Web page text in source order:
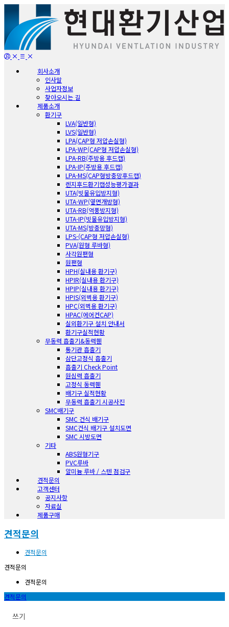
회사소개
인사말
사업자정보
찾아오시는 길
제품소개
환기구
LVA(일반형)
LVS(일반형)
LPA(CAP형 저압손실형)
LPA-WP(CAP형 저압손실형)
LPA-RB(주방용 후드캡)
LPA-IP(주방용 후드캡)
LPA-MS(CAP형방충망후드캡)
렌지후드환기캡성능평가결과
UTA(빗물유입방지형)
UTA-WP(옆면개방형)
UTA-RB(역풍방지형)
UTA-IP(빗물유입방지형)
UTA-MS(방충망형)
LPS-(CAP형 저압손실형)
PVA(원형 루바형)
사각원팬형
원팬형
HPH(실내용 환기구)
HPIR(실내용 환기구)
HPIP(실내용 환기구)
HPIS(외벽용 환기구)
HPC(외벽용 환기구)
HPAC(에어컨CAP)
실외환기구 설치 안내서
환기구실적현황
무동력 흡출기&동력휀
통기관 흡출기
삼단고정식 흡출기
흡출기 Check Point
원심력 흡출기
고정식 동력휀
배기구 실적현황
무동력 흡출기 시공사진
SMC배기구
SMC 건식 배기구
SMC건식 배기구 설치도면
SMC 시방도면
기타
ABS원형기구
PVC루바
알미늄 루바 / 스텐 점검구
견적문의
고객센터
공지사항
자료실
제품구매
견적문의
견적문의
견적문의
견적문의
견적문의
쓰기